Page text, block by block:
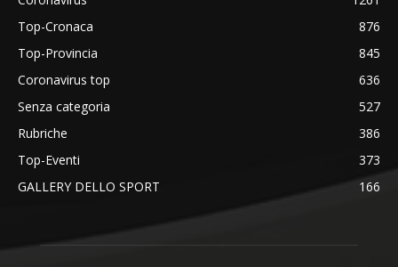
Top-Cronaca
876
Top-Provincia
845
Coronavirus top
636
Senza categoria
527
Rubriche
386
Top-Eventi
373
GALLERY DELLO SPORT
166